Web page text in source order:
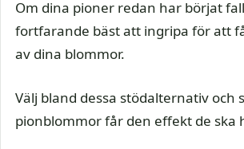
Om dina pioner redan har börjat
fortfarande bäst att ingripa för att
av dina blommor.
Välj bland dessa stödalternativ och
pionblommor får den effekt de ska